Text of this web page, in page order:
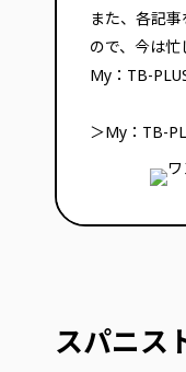
また、各記事
ので、今は忙
My：TB-
＞My：TB-
スパニス